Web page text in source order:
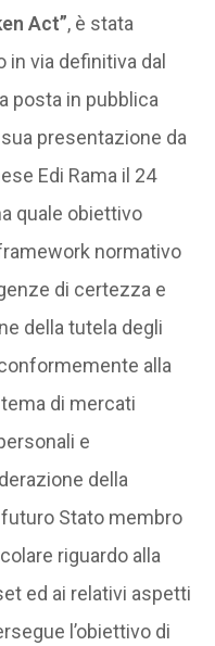
Act”, è stata
via definitiva dal
posta in pubblica
presentazione da
Edi Rama il 24
quale obiettivo
normativo
di certezza e
della tutela degli
alla
di mercati
e
della
futuro Stato membro
riguardo alla
ed ai relativi aspetti
l’obiettivo di